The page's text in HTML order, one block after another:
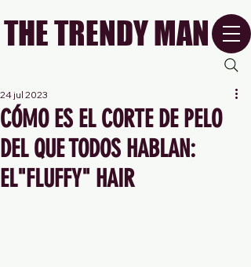
THE TRENDY MAN
CÓMO ES EL CORTE DE PELO
DEL QUE TODOS HABLAN:
EL"FLUFFY" HAIR
24 jul 2023